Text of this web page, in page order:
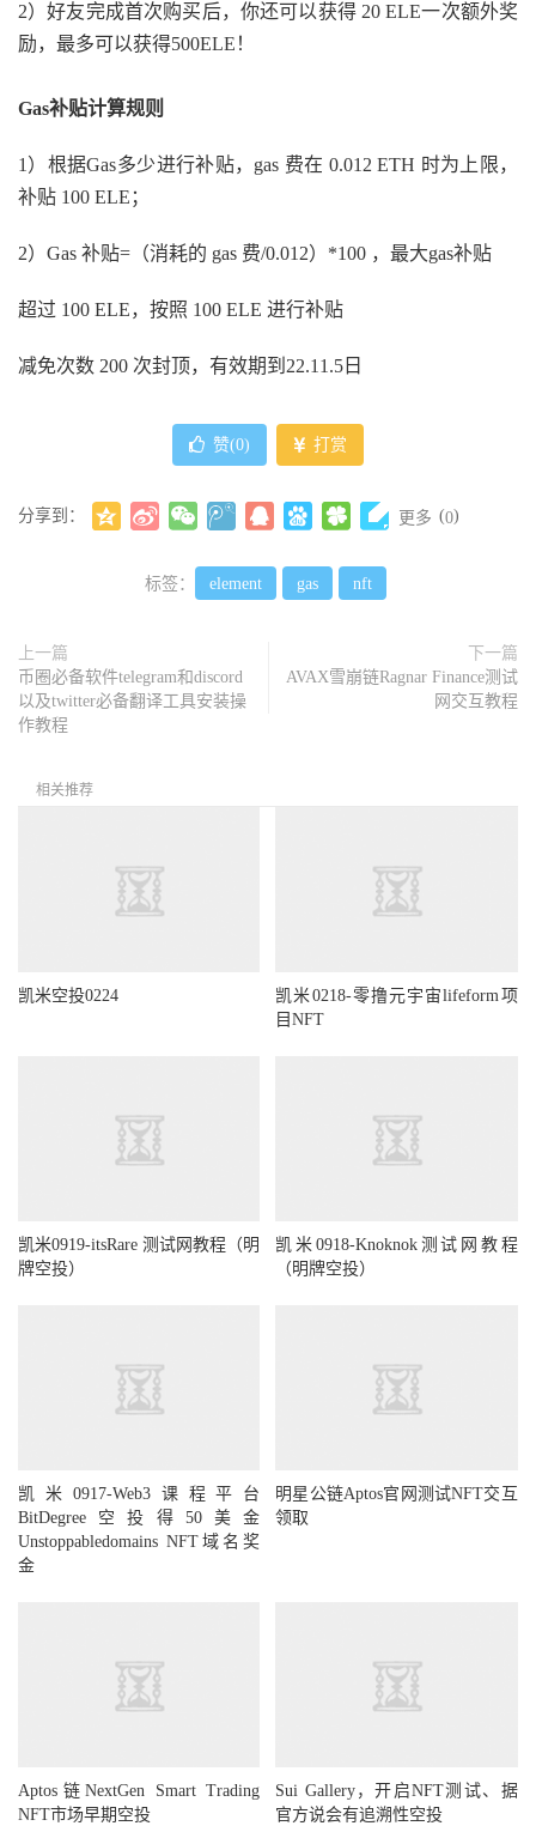
2）好友完成首次购买后，你还可以获得 20 ELE一次额外奖
励，最多可以获得500ELE！
Gas补贴计算规则
1）根据Gas多少进行补贴，gas 费在 0.012 ETH 时为上限，
补贴 100 ELE；
2）Gas 补贴=（消耗的 gas 费/0.012）*100 ，最大gas补贴
超过 100 ELE，按照 100 ELE 进行补贴
减免次数 200 次封顶，有效期到22.11.5日
赞(0) 打赏
分享到： 更多 (0)
标签： element gas nft
上一篇
币圈必备软件telegram和discord
以及twitter必备翻译工具安装操
作教程
下一篇
AVAX雪崩链Ragnar Finance测试
网交互教程
相关推荐
凯米空投0224
凯米0218-零撸元宇宙lifeform项
目NFT
凯米0919-itsRare 测试网教程（明
牌空投）
凯米0918-Knoknok测试网教程
（明牌空投）
凯米0917-Web3课程平台
BitDegree空投得50美金
Unstoppabledomains NFT域名奖
金
明星公链Aptos官网测试NFT交互
领取
Aptos链NextGen Smart Trading
NFT市场早期空投
Sui Gallery，开启NFT测试、据
官方说会有追溯性空投